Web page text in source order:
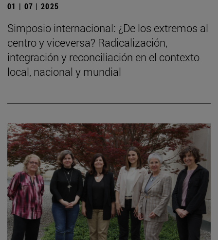
01 | 07 | 2025
Simposio internacional: ¿De los extremos al
centro y viceversa? Radicalización,
integración y reconciliación en el contexto
local, nacional y mundial